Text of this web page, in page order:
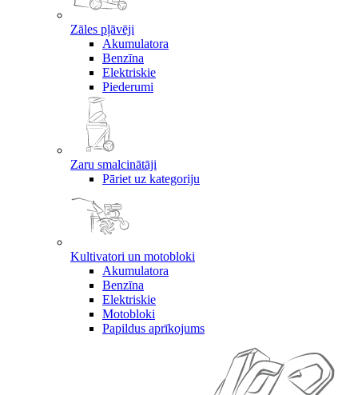
Zāles pļāvēji
Akumulatora
Benzīna
Elektriskie
Piederumi
Zaru smalcinātāji
Pāriet uz kategoriju
Kultivatori un motobloki
Akumulatora
Benzīna
Elektriskie
Motobloki
Papildus aprīkojums